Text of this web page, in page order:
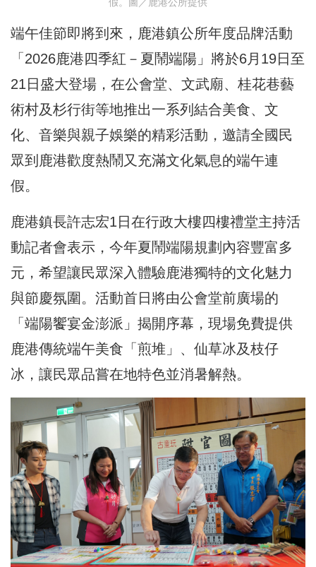
假。圖／鹿港公所提供
端午佳節即將到來，鹿港鎮公所年度品牌活動
「2026鹿港四季紅－夏鬧端陽」將於6月19日至
21日盛大登場，在公會堂、文武廟、桂花巷藝
術村及杉行街等地推出一系列結合美食、文
化、音樂與親子娛樂的精彩活動，邀請全國民
眾到鹿港歡度熱鬧又充滿文化氣息的端午連
假。
鹿港鎮長許志宏1日在行政大樓四樓禮堂主持活
動記者會表示，今年夏鬧端陽規劃內容豐富多
元，希望讓民眾深入體驗鹿港獨特的文化魅力
與節慶氛圍。活動首日將由公會堂前廣場的
「端陽饗宴金澎派」揭開序幕，現場免費提供
鹿港傳統端午美食「煎堆」、仙草冰及枝仔
冰，讓民眾品嘗在地特色並消暑解熱。